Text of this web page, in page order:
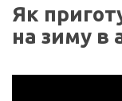
Як
на зиму в